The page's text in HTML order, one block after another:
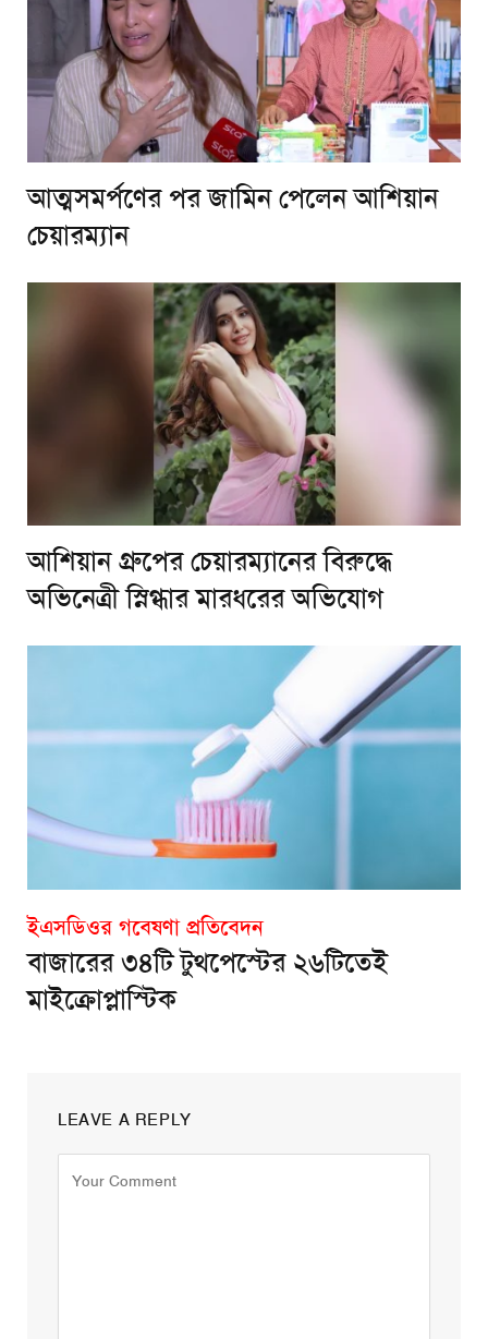
আত্মসমর্পণের পর জামিন পেলেন আশিয়ান
চেয়ারম্যান
আশিয়ান গ্রুপের চেয়ারম্যানের বিরুদ্ধে
অভিনেত্রী স্নিগ্ধার মারধরের অভিযোগ
ইএসডিওর গবেষণা প্রতিবেদন
বাজারের ৩৪টি টুথপেস্টের ২৬টিতেই
মাইক্রোপ্লাস্টিক
LEAVE A REPLY